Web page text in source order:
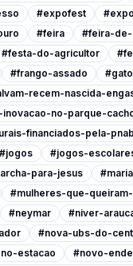
#expofest
#feira #feira-de-
#festa-do-agricultor
#frango-assado #gato
recem-nascida-
no-parque-
financiados-pela-pnab
#jogos #jogos-
para-jesus
#mulheres-que-
#neymar #niver-
#nova-ubs-do-
estacao
#novo-